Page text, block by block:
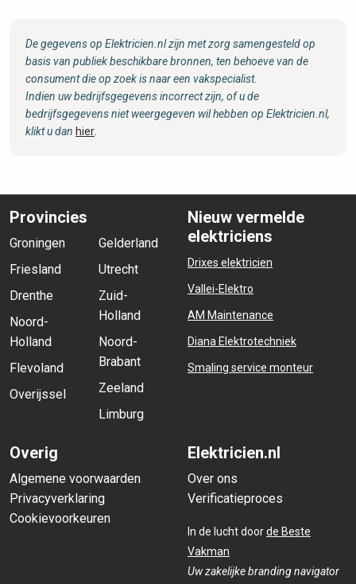
De gegevens op Elektricien.nl zijn met zorg samengesteld op
basis van publiek beschikbare bronnen, ten behoeve van de
consument die op zoek is naar een vakspecialist.
Indien uw bedrijfsgegevens incorrect zijn, of u de
bedrijfsgegevens niet weergegeven wil hebben op Elektricien.nl,
klikt u dan hier
Provincies
Groningen
Friesland
Drenthe
Noord-
Holland
Flevoland
Overijssel
Gelderland
Utrecht
Zuid-
Holland
Noord-
Brabant
Zeeland
Limburg
Nieuw vermelde
elektriciens
Drixes elektricien
Vallei-Elektro
AM Maintenance
Diana Elektrotechniek
Smaling service monteur
Overig
Algemene voorwaarden
Privacyverklaring
Cookievoorkeuren
Elektricien.nl
Over ons
Verificatieproces
In de lucht doorde Beste
Vakman
Uw zakelijke branding navigator